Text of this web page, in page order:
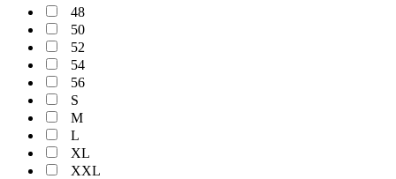
48
50
52
54
56
S
M
L
XL
XXL